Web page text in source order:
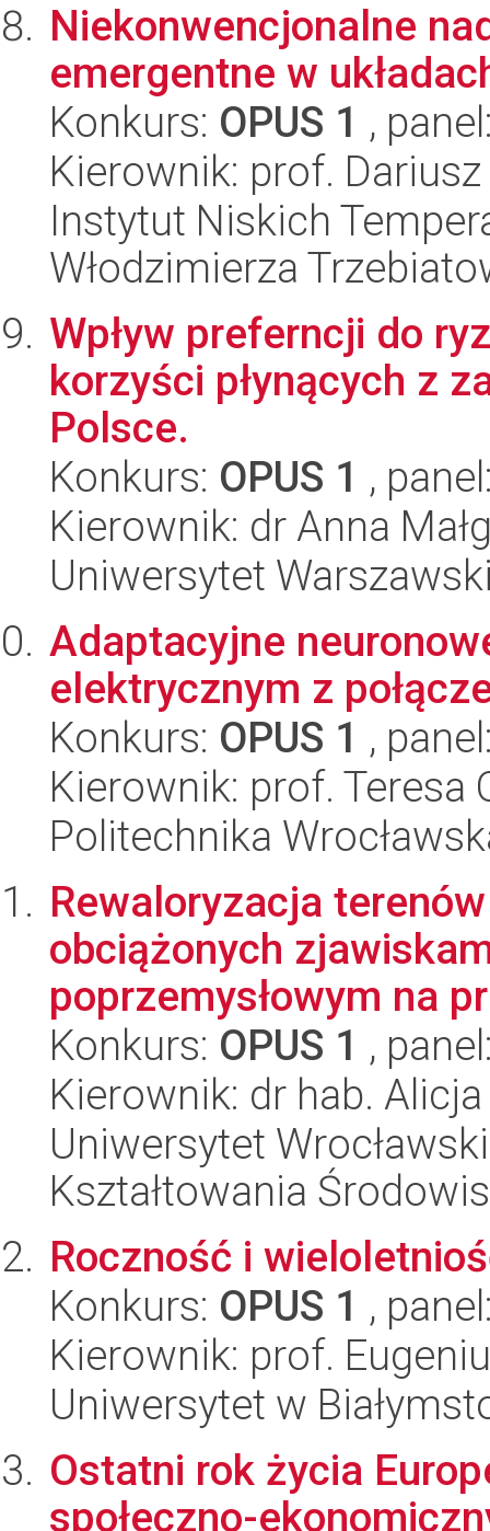
Niekonwencjonalne
emergentne w
Konkurs: OPUS 1 ,
Kierownik: prof.
Instytut Niskich
Włodzimierza
Wpływ preferncji do
korzyści płynących z
Polsce.
Konkurs: OPUS 1 ,
Kierownik: dr Anna
Uniwersytet
Adaptacyjne
elektrycznym z
Konkurs: OPUS 1 ,
Kierownik: prof. Teresa
Politechnika
Rewaloryzacja
obciążonych
poprzemysłowym na
Konkurs: OPUS 1 ,
Kierownik: dr hab.
Uniwersytet
Kształtowania
Roczność i
Konkurs: OPUS 1 ,
Kierownik: prof.
Uniwersytet w
Ostatni rok życia
społeczno-